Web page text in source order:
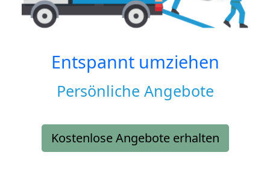
Entspannt umziehen
Persönliche Angebote
Kostenlose Angebote erhalten